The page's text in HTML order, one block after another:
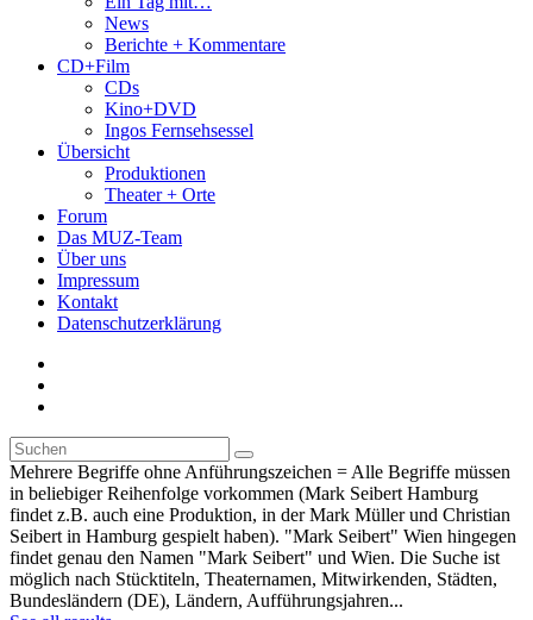
News
Berichte + Kommentare
CD+Film
CDs
Kino+DVD
Ingos Fernsehsessel
Übersicht
Produktionen
Theater + Orte
Forum
Das MUZ-Team
Über uns
Impressum
Kontakt
Datenschutzerklärung
Mehrere Begriffe ohne Anführungszeichen = Alle Begriffe müssen
in beliebiger Reihenfolge vorkommen (Mark Seibert Hamburg
findet z.B. auch eine Produktion, in der Mark Müller und Christian
Seibert in Hamburg gespielt haben). "Mark Seibert" Wien hingegen
findet genau den Namen "Mark Seibert" und Wien. Die Suche ist
möglich nach Stücktiteln, Theaternamen, Mitwirkenden, Städten,
Bundesländern (DE), Ländern, Aufführungsjahren...